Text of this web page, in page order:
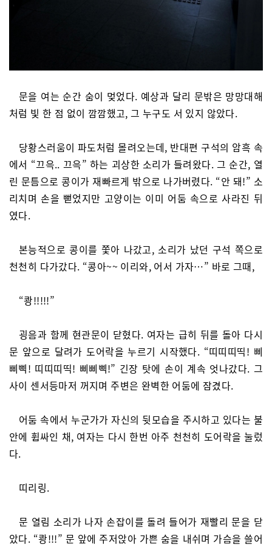
문을 여는 순간 숨이 멎었다. 예상과 달리 문밖은 망망대해
처럼 빛 한 점 없이 깜깜했고, 그 누구도 서 있지 않았다.
당황스러움이 파도처럼 몰려오는데, 반대편 구석의 암흑 속
에서 “끄윽.. 끄윽” 하는 괴상한 소리가 들려왔다. 그 순간, 열
린 문틈으로 콩이가 재빠르게 밖으로 나가버렸다. “안 돼!” 소
리치며 손을 뻗었지만 고양이는 이미 어둠 속으로 사라진 뒤
였다.
본능적으로 콩이를 쫓아 나갔고, 소리가 났던 구석 쪽으로
천천히 다가갔다. “콩아~~ 이리와, 어서 가자…” 바로 그때,
“쾅!!!!!”
굉음과 함께 현관문이 닫혔다. 여자는 급히 뒤를 돌아 다시
문 앞으로 달려가 도어락을 누르기 시작했다. “띠띠띠띡! 삐
삐삑! 띠띠띠띡! 삐삐삑!” 긴장 탓에 손이 계속 엇나갔다. 그
사이 센서등마저 꺼지며 주변은 완벽한 어둠에 잠겼다.
어둠 속에서 누군가가 자신의 뒷모습을 주시하고 있다는 불
안에 휩싸인 채, 여자는 다시 한번 아주 천천히 도어락을 눌렀
다.
띠리링.
문 열림 소리가 나자 손잡이를 돌려 들어가 재빨리 문을 닫
았다. “쾅!!!” 문 앞에 주저앉아 가쁜 숨을 내쉬며 가슴을 쓸어